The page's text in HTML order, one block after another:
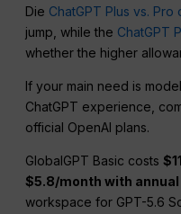
Die ChatGPT Plus vs. Pro
jump, while the ChatGPT
whether the higher
If your main need is
ChatGPT experience,
official OpenAI plans.
GlobalGPT Basic costs
$5.8/month with
workspace for GPT-5.6